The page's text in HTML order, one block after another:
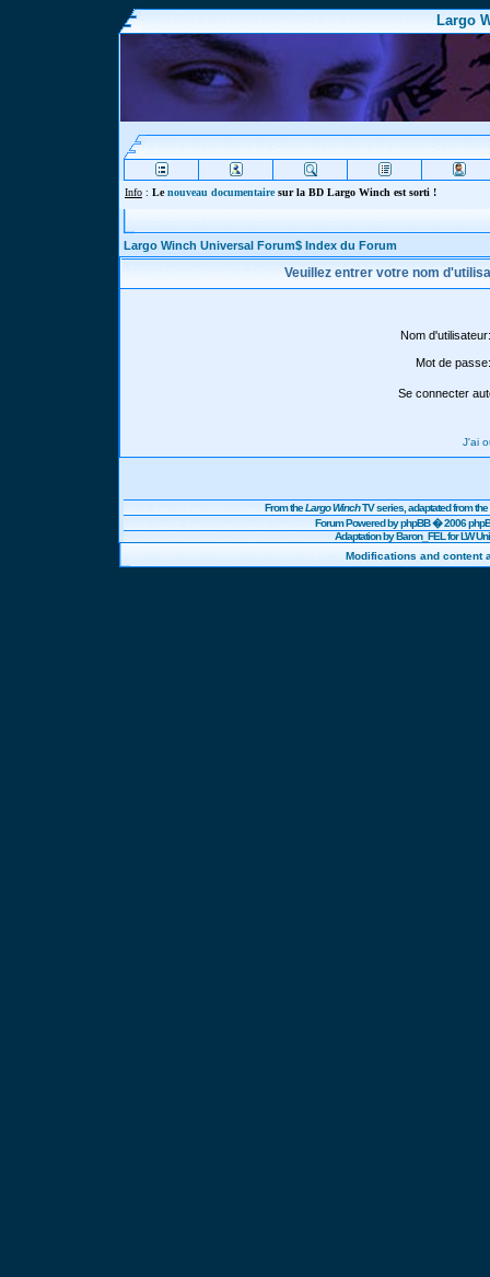
Largo
Info : Lenouveau documentairesur la BD Largo Winch est sorti !
Largo Winch Universal Forum$ Index du Forum
Veuillez entrer votre nom
Nom d'utilisateur:
Mot de passe:
Se connecter
J'ai
From theLargo WinchTV series, adaptated from
Forum Powered byphpBB� 2006
Adaptation by Baron_FEL for LW
Modifications and content